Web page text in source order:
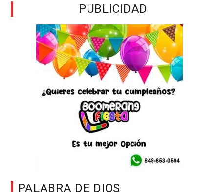
PUBLICIDAD
PALABRA DE DIOS